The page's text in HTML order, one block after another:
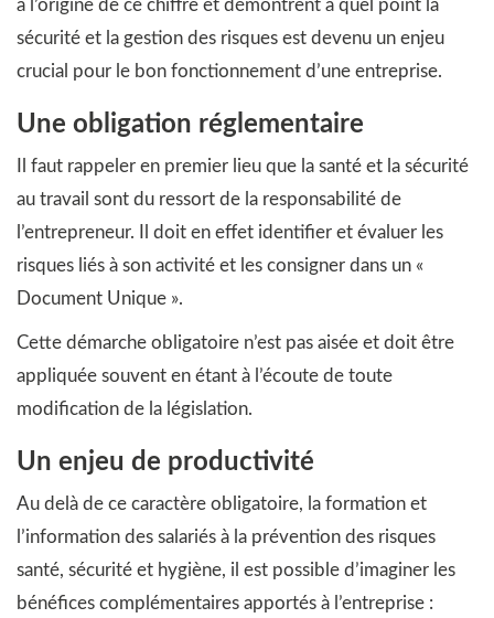
à l’origine de ce chiffre et démontrent à quel point la
sécurité et la gestion des risques est devenu un enjeu
crucial pour le bon fonctionnement d’une entreprise.
Une obligation réglementaire
Il faut rappeler en premier lieu que la santé et la sécurité
au travail sont du ressort de la responsabilité de
l’entrepreneur. Il doit en effet identifier et évaluer les
risques liés à son activité et les consigner dans un «
Document Unique ».
Cette démarche obligatoire n’est pas aisée et doit être
appliquée souvent en étant à l’écoute de toute
modification de la législation.
Un enjeu de productivité
Au delà de ce caractère obligatoire, la formation et
l’information des salariés à la prévention des risques
santé, sécurité et hygiène, il est possible d’imaginer les
bénéfices complémentaires apportés à l’entreprise :